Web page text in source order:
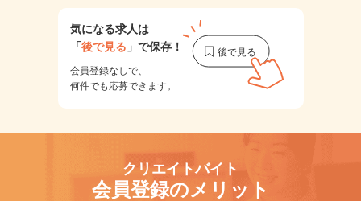
気になる求人は
「後で見る 」で保存！
会員登録なしで、
何件でも応募できます。
クリエイトバイト
会員登録のメリット